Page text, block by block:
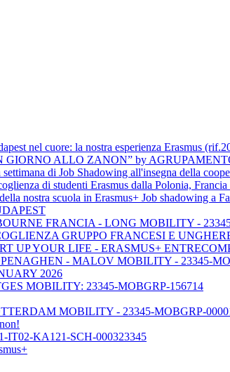
nel cuore: la nostra esperienza Erasmus
GIORNO ALLO ZANON” by
di Job Shadowing all'insegna della
di studenti Erasmus dalla Polonia,
nostra scuola in Erasmus+ Job shadowing a
FRANCIA - LONG MOBILITY -
GRUPPO FRANCESI E
UP YOUR LIFE - ERASMUS+
- MALOV MOBILITY - 23345-
2026
MOBILITY: 23345-MOBGRP-156714
MOBILITY - 23345-MOBGRP-
IT02-KA121-SCH-000323345